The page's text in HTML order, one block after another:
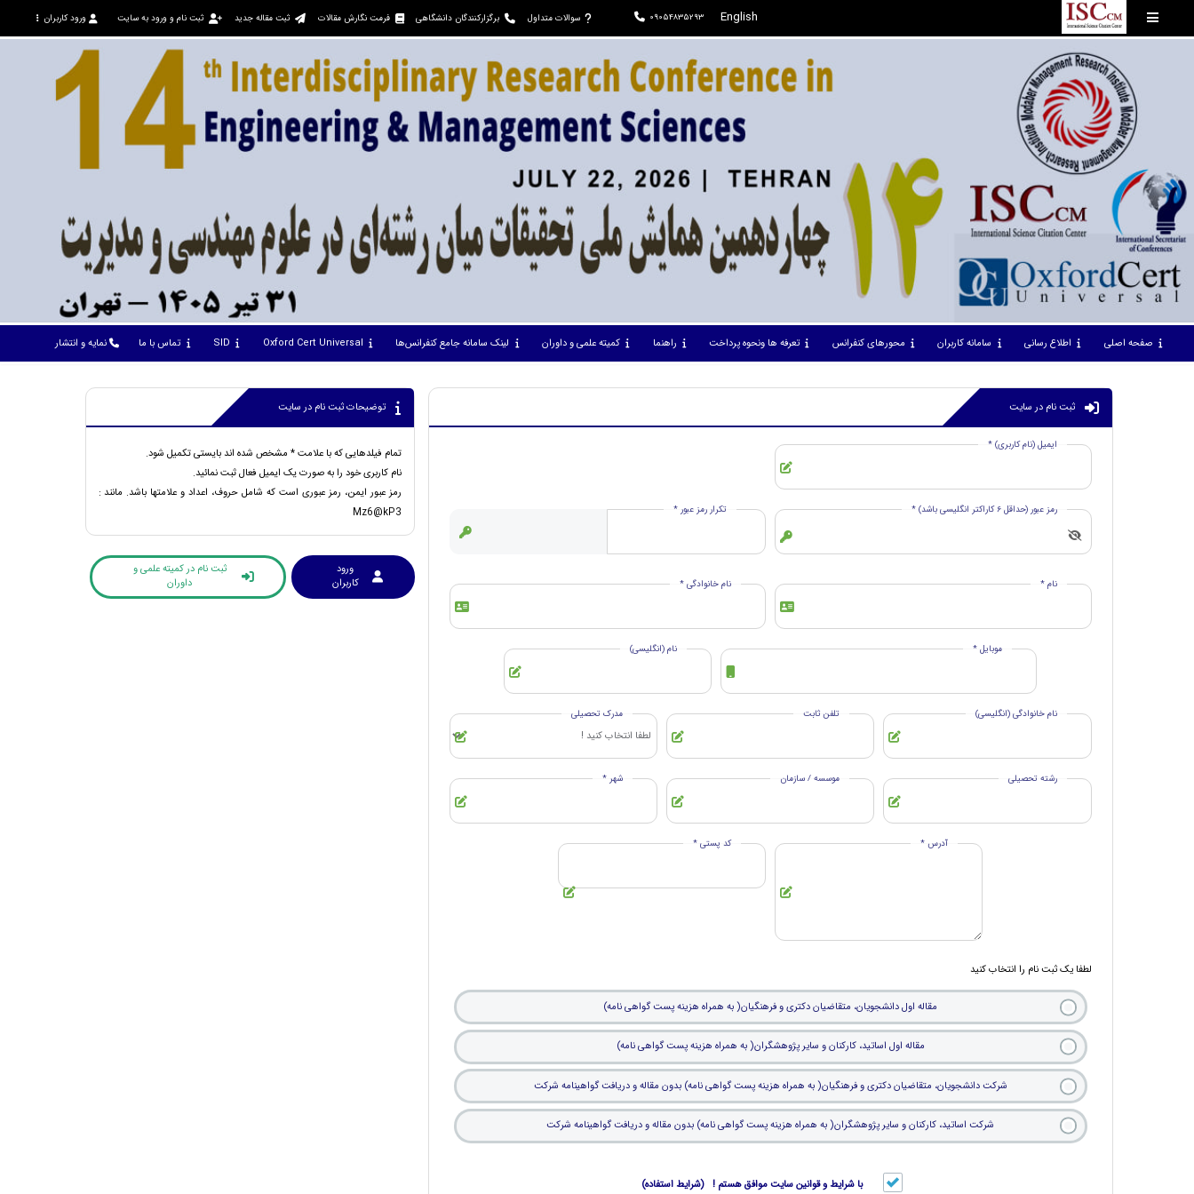
English
09054835293 سوالات متداول برگزارکنندگان دانشگاهی فرمت نگارش مقالات ثبت مقاله جدید ثبت نام و ورود به سایت ورود کاربران
صفحه اصلی اطلاع رسانی سامانه کاربران محورهای کنفرانس تعرفه ها ونحوه پرداخت راهنما کمیته علمی و داوران لینک سامانه جامع کنفرانس‌ها Oxford Cert Universal
SID تماس با ما نمایه و انتشار
ثبت نام در سایت
ایمیل (نام کاربری) *
رمز عبور (حداقل 6 کاراکتر انگلیسی باشد) * تکرار رمز عبور *
نام * نام خانوادگی *
موبایل * نام (انگلیسی)
نام خانوادگی (انگلیسی) تلفن ثابت مدرک تحصیلی
رشته تحصیلی موسسه / سازمان شهر *
آدرس * کد پستی *
لطفا یک ثبت نام را انتخاب کنید
مقاله اول دانشجویان، متقاضیان دکتری و فرهنگیان( به همراه هزینه پست گواهی نامه)
مقاله اول اساتید، کارکنان و سایر پژوهشگران( به همراه هزینه پست گواهی نامه)
شرکت دانشجویان، متقاضیان دکتری و فرهنگیان( به همراه هزینه پست گواهی نامه) بدون مقاله و دریافت گواهینامه شرکت
شرکت اساتید، کارکنان و سایر پژوهشگران( به همراه هزینه پست گواهی نامه) بدون مقاله و دریافت گواهینامه شرکت
با شرایط و قوانین سایت موافق هستم ! (شرایط استفاده)
توضیحات ثبت نام در سایت
تمام فیلدهایی که با علامت * مشخص شده اند بایستی تکمیل شود.
نام کاربری خود را به صورت یک ایمیل فعال ثبت نمائید.
رمز عبور ایمن، رمز عبوری است که شامل حروف، اعداد و علامتها باشد. مانند :
Mz6@kP3
ورود
کاربران
ثبت نام در کمیته علمی و
داوران